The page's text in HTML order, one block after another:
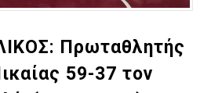
Πρωταθλητής
59-37 τον